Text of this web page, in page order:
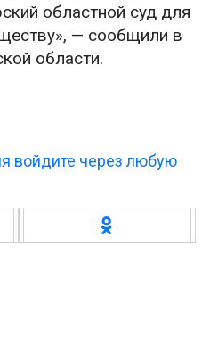
областной суд для
— сообщили в
области.
войдите через любую